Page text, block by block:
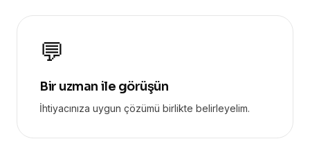
💬
Bir uzman ile görüşün
İhtiyacınıza uygun çözümü birlikte belirleyelim.